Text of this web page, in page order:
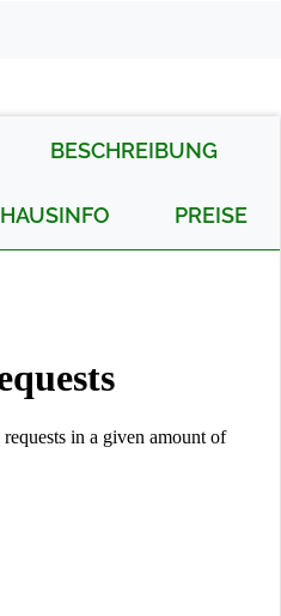
BESCHREIBUNG
HAUSINFO PREISE